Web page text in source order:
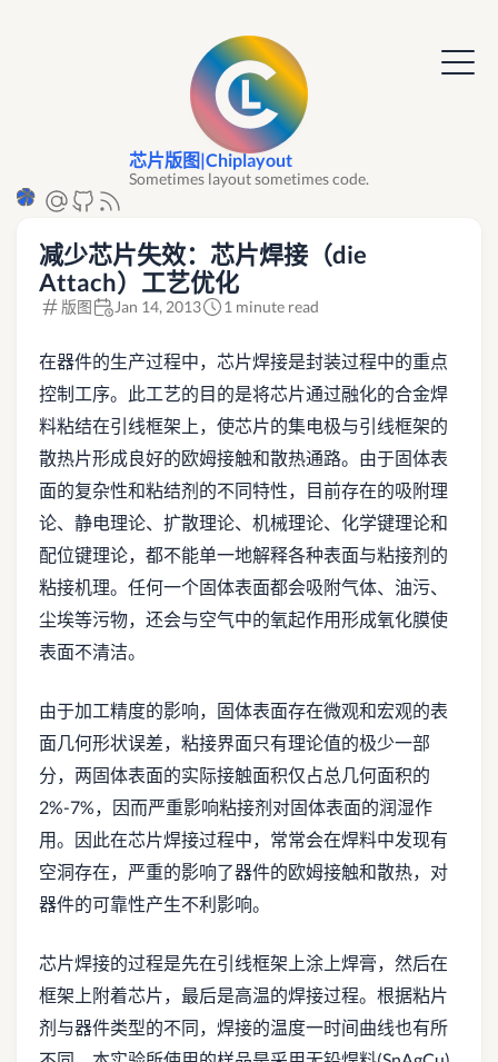
芯片版图|Chiplayout
Sometimes layout sometimes code.
减少芯片失效：芯片焊接（die
Attach）工艺优化
版图 Jan 14, 2013 1 minute read
在器件的生产过程中，芯片焊接是封装过程中的重点
控制工序。此工艺的目的是将芯片通过融化的合金焊
料粘结在引线框架上，使芯片的集电极与引线框架的
散热片形成良好的欧姆接触和散热通路。由于固体表
面的复杂性和粘结剂的不同特性，目前存在的吸附理
论、静电理论、扩散理论、机械理论、化学键理论和
配位键理论，都不能单一地解释各种表面与粘接剂的
粘接机理。任何一个固体表面都会吸附气体、油污、
尘埃等污物，还会与空气中的氧起作用形成氧化膜使
表面不清洁。
由于加工精度的影响，固体表面存在微观和宏观的表
面几何形状误差，粘接界面只有理论值的极少一部
分，两固体表面的实际接触面积仅占总几何面积的
2%-7%，因而严重影响粘接剂对固体表面的润湿作
用。因此在芯片焊接过程中，常常会在焊料中发现有
空洞存在，严重的影响了器件的欧姆接触和散热，对
器件的可靠性产生不利影响。
芯片焊接的过程是先在引线框架上涂上焊膏，然后在
框架上附着芯片，最后是高温的焊接过程。根据粘片
剂与器件类型的不同，焊接的温度一时间曲线也有所